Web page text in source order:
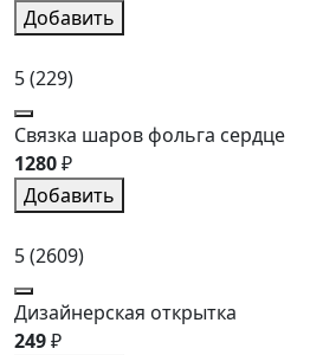
Добавить
5(229)
Связка шаров фольга сердце
1280₽
Добавить
5(2609)
Дизайнерская открытка
249₽